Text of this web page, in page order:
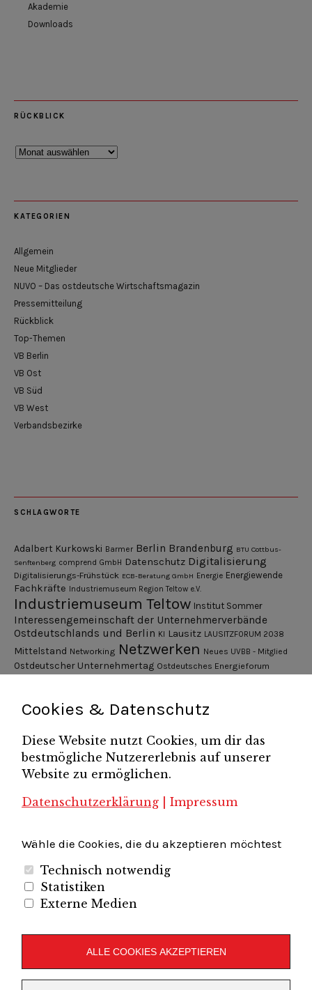
Akademie
Downloads
RÜCKBLICK
Rückblick
KATEGORIEN
Allgemein
Neue Mitglieder
NUVO – Das ostdeutsche Wirtschaftsmagazin
Pressemitteilung
Rückblick
Top-Themen
VB Berlin
VB Ost
VB Süd
VB West
Verbandsbezirke
SCHLAGWORTE
Adalbert Kurkowski Barmer Berlin Brandenburg BTU Cottbus-
Senftenberg comprend GmbH Datenschutz Digitalisierung
Digitalisierungs-Frühstück ECB-Beratung GmbH Energie Energiewende
Fachkräfte Industriemuseum Region Teltow e.V.
Industriemuseum Teltow Institut Sommer
Interessengemeinschaft der Unternehmerverbände
Ostdeutschlands und Berlin KI Lausitz LAUSITZFORUM 2038
Mittelstand Networking Netzwerken Neues UVBB - Mitglied
Ostdeutscher Unternehmertag Ostdeutsches Energieforum
Pressemitteilung
Unternehmerfrühstück
Unternehmerverband
Brandenburg-Berlin e.V.
Unternehmerverband Sachsen e.V.
Unternehmervereinigung Uckermark e.V.
Wirtschaftshof Spandau e.V. Volkswirtschaftlicher Dialog
Unternehmerverband Brandenburg-Berlin e.V.
Folgen Sie uns auf
Cookies & Datenschutz
Diese Website nutzt Cookies, um dir das
bestmögliche Nutzererlebnis auf unserer
Website zu ermöglichen.
Datenschutzerklärung
Impressum
Wähle die Cookies, die du akzeptieren möchtest
Technisch notwendig
Statistiken
Externe Medien
ALLE COOKIES AKZEPTIEREN